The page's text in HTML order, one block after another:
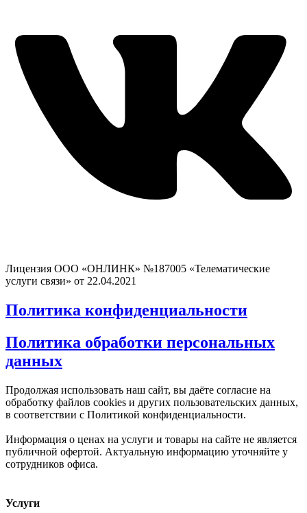
Лицензия ООО «ОНЛИНК» №187005 «Телематические
услуги связи» от 22.04.2021
Политика конфиденциальности
Политика обработки персональных
данных
Продолжая использовать наш сайт, вы даёте согласие на
обработку файлов cookies и других пользовательских данных,
в соответствии с Политикой конфиденциальности.
Информация о ценах на услуги и товары на сайте не является
публичной офертой. Актуальную информацию уточняйте у
сотрудников офиса.
Услуги